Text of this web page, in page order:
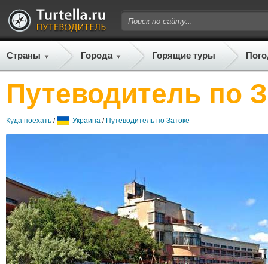
Страны Города Горящие туры
Путеводитель по
Куда поехать / Украина / Путеводитель по Затоке